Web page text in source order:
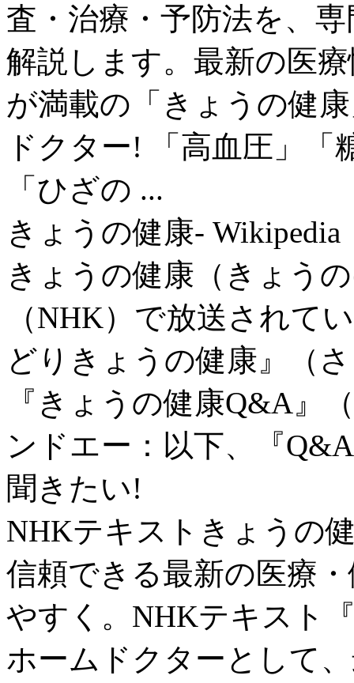
査・治療・予防法を、
解説します。最新の医
が満載の「きょうの健
ドクター! 「高血圧」「
「ひざの ...
きょうの健康- Wikipedia
きょうの健康（きょう
（NHK）で放送されて
どりきょうの健康』（
『きょうの健康Q&A』
ンドエー：以下、『
聞きたい!
NHKテキストきょうの
信頼できる最新の医療
やすく。NHKテキスト
ホームドクターとして